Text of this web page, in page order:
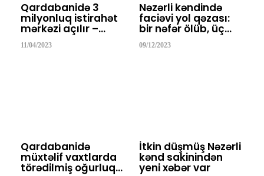
Qardabanidə 3
milyonluq istirahət
mərkəzi açılır –…
11/04/2023
Nəzərli kəndində
faciəvi yol qəzası:
bir nəfər ölüb, üç…
09/12/2023
Qardabanidə
müxtəlif vaxtlarda
törədilmiş oğurluq…
İtkin düşmüş Nəzərli
kənd sakinindən
yeni xəbər var